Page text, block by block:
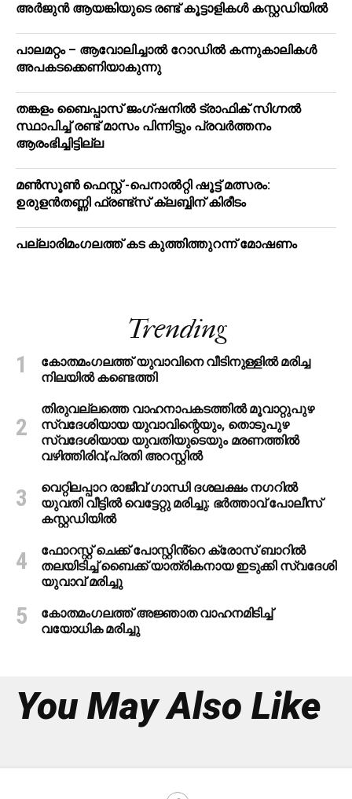
അർജുൻ ആയങ്കിയുടെ രണ്ട് കൂട്ടാളികൾ കസ്റ്റഡിയിൽ
പാലമറ്റം – ആവോലിച്ചാൽ റോഡിൽ കന്നുകാലികൾ
അപകടക്കെണിയാകുന്നു
തങ്കളം ബൈപ്പാസ് ജംഗ്ഷനിൽ ട്രാഫിക് സിഗ്നല്‍
സ്ഥാപിച്ച് രണ്ട് മാസം പിന്നിട്ടും പ്രവർത്തനം
ആരംഭിച്ചിട്ടില്ല
മൺസൂൺ ഫെസ്റ്റ് -പെനാൽറ്റി ഷൂട്ട് മത്സരം:
ഉരുളൻതണ്ണി ഫ്രണ്ട്സ് ക്ലബ്ബിന് കിരീടം
പ​ല്ലാ​രി​മം​ഗ​ല​ത്ത് ക​ട കു​ത്തി​ത്തുറ​ന്ന് മോ​ഷ​ണം
Trending
കോതമംഗലത്ത് യുവാവിനെ വീടിനുള്ളിൽ മരിച്ച
നിലയിൽ കണ്ടെത്തി
തിരുവല്ലത്തെ വാഹനാപകടത്തില്‍ മൂവാറ്റുപുഴ
സ്വദേശിയായ യുവാവിന്റെയും, തൊടുപുഴ
സ്വദേശിയായ യുവതിയുടെയും മരണത്തില്‍
വഴിത്തിരിവ്;പ്രതി അറസ്റ്റില്‍
വെറ്റിലപ്പാറ രാജീവ് ഗാന്ധി ദശലക്ഷം നഗറിൽ
യുവതി വീട്ടിൽ വെട്ടേറ്റു മരിച്ചു: ഭർത്താവ് പോലീസ്
കസ്റ്റഡിയിൽ
ഫോറസ്റ്റ് ചെക്ക് പോസ്റ്റിൻ്റെ ക്രോസ് ബാറില്‍
തലയിടിച്ച് ബൈക്ക് യാത്രികനായ ഇടുക്കി സ്വദേശി
യുവാവ് മരിച്ചു
കോതമംഗലത്ത് അജ്ഞാത വാഹനമിടിച്ച്
വയോധിക മരിച്ചു
You May Also Like